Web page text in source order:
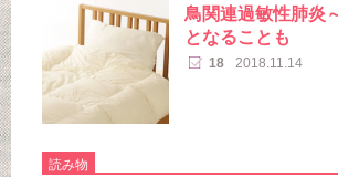
鳥関連過敏性肺炎
となることも
18 2018.11.14
読み物